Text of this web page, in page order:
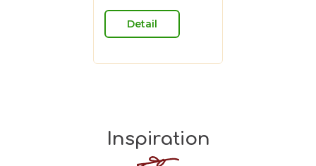
von
Detail
Inspiration